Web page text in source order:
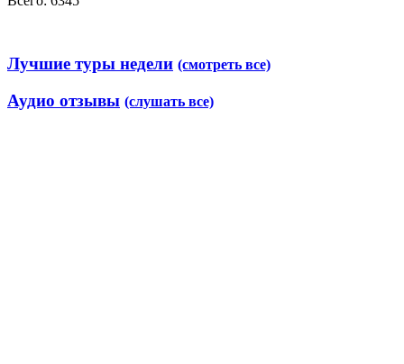
Лучшие туры недели (смотреть все)
Аудио отзывы (слушать все)